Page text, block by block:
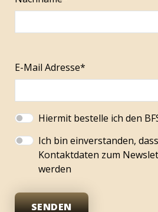
E-Mail Adresse*
Hiermit bestelle ich den
Ich bin einverstanden,
Kontaktdaten zum
werden
SENDEN